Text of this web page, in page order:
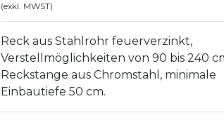
(exkl. MWST)
Reck aus Stahlrohr feuerverzinkt,
Verstellmöglichkeiten von 90 bis 240
Reckstange aus Chromstahl, minimale
Einbautiefe 50 cm.